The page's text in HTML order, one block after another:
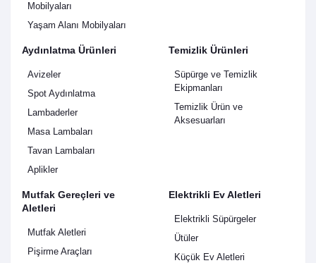
Mobilyaları
Yaşam Alanı Mobilyaları
Aydınlatma Ürünleri
Avizeler
Spot Aydınlatma
Lambaderler
Masa Lambaları
Tavan Lambaları
Aplikler
Temizlik Ürünleri
Süpürge ve Temizlik
Ekipmanları
Temizlik Ürün ve
Aksesuarları
Mutfak Gereçleri ve
Aletleri
Mutfak Aletleri
Pişirme Araçları
Elektrikli Ev Aletleri
Elektrikli Süpürgeler
Ütüler
Küçük Ev Aletleri